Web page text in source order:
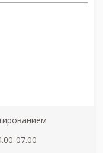
07.00